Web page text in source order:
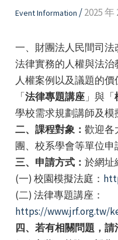
Event Information /2025 年
一、財團法人民間司
法律實務的人權與法
人權案例以及議題的
「法律專題講座」與「
學校需求規劃講師及模
二、課程對象： 歡迎各
團、校系學會等單位申
三、申請方式： 於網址
(一) 校園模擬法庭：
(二) 法律專題講座：
https://www.jrf.org.tw/
四、若有相關問題，請